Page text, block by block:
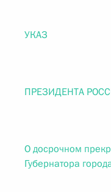
УКАЗ
ПРЕЗИДЕНТА
О досрочном
Губернатора